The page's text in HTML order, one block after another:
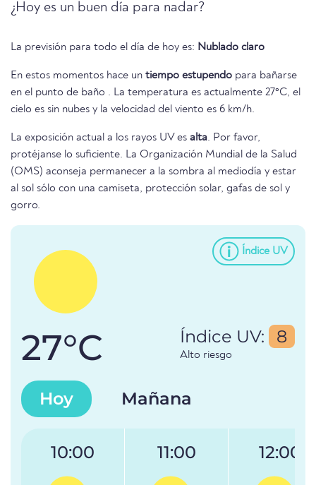
¿Hoy es un buen día para nadar?
La previsión para todo el día de hoy es: Nublado claro
En estos momentos hace un tiempo estupendo para bañarse
en el punto de baño . La temperatura es actualmente 27°C, el
cielo es sin nubes y la velocidad del viento es 6 km/h.
La exposición actual a los rayos UV es alta. Por favor,
protéjanse lo suficiente. La Organización Mundial de la Salud
(OMS) aconseja permanecer a la sombra al mediodía y estar
al sol sólo con una camiseta, protección solar, gafas de sol y
gorro.
Índice UV
27°C Índice UV: 8
Alto riesgo
Hoy Mañana
10:00 11:00 12:00